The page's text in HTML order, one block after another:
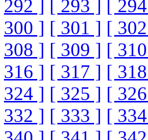
292 ] [ 293 ] [
300 ] [ 301 ] [
308 ] [ 309 ] [
316 ] [ 317 ] [
324 ] [ 325 ] [
332 ] [ 333 ] [